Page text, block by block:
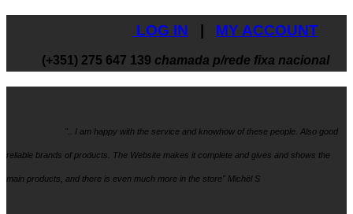
LOG IN MY ACCOUNT
(+351) 275 647 139 chamada p/rede fixa nacional
".. I am happy with the service and knowhow of these people. Also good
reliable brands of products. The Website makes it complete and gives and shows the
main products, and there is even much more in the store" Michël S